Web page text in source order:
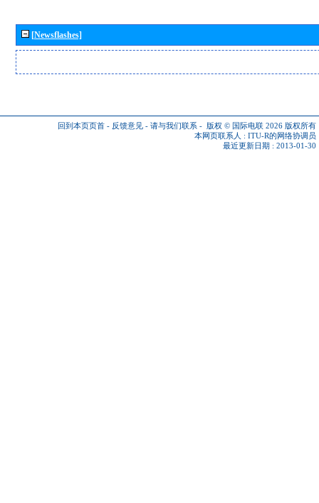
[Newsflashes]
回到本页页首 - 反馈意见 - 请与我们联系 - 版权 © 国际电联 2026 版权所有
本网页联系人 : ITU-R的网络协调员
最近更新日期 : 2013-01-30